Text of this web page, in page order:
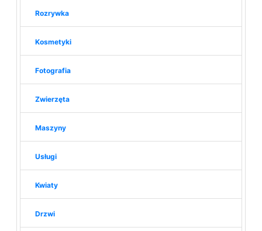
Rozrywka
Kosmetyki
Fotografia
Zwierzęta
Maszyny
Usługi
Kwiaty
Drzwi